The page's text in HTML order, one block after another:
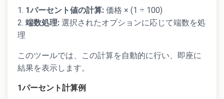
1パーセント値の計算: 価格 × (1 ÷ 100)
端数処理: 選択されたオプションに応じて端数を処
理
このツールでは、この計算を自動的に行い、即座に
結果を表示します。
1パーセント計算例